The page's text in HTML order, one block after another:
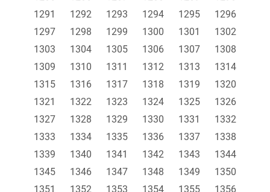
1291
1292 1293 1294 1295
1296
1297
1298 1299 1300 1301
1302
1303
1304 1305 1306 1307
1308
1309
1310 1311 1312 1313
1314
1315
1316 1317 1318 1319
1320
1321
1322 1323 1324 1325
1326
1327
1328 1329 1330 1331
1332
1333
1334 1335 1336 1337
1338
1339
1340 1341 1342 1343
1344
1345
1346 1347 1348 1349
1350
1351
1352 1353 1354 1355
1356